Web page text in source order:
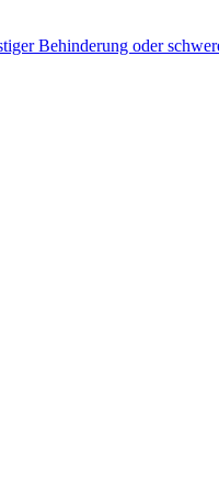
Behinderung oder